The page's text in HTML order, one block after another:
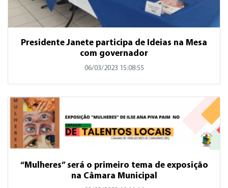
Presidente Janete participa de Ideias na Mesa
com governador
06/03/2023 15:08:55
“Mulheres” será o primeiro tema de exposição
na Câmara Municipal